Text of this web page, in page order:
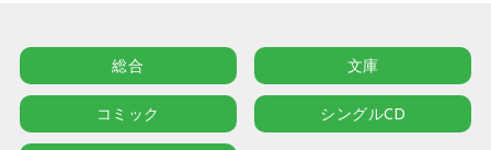
総合 文庫
コミック シングルCD